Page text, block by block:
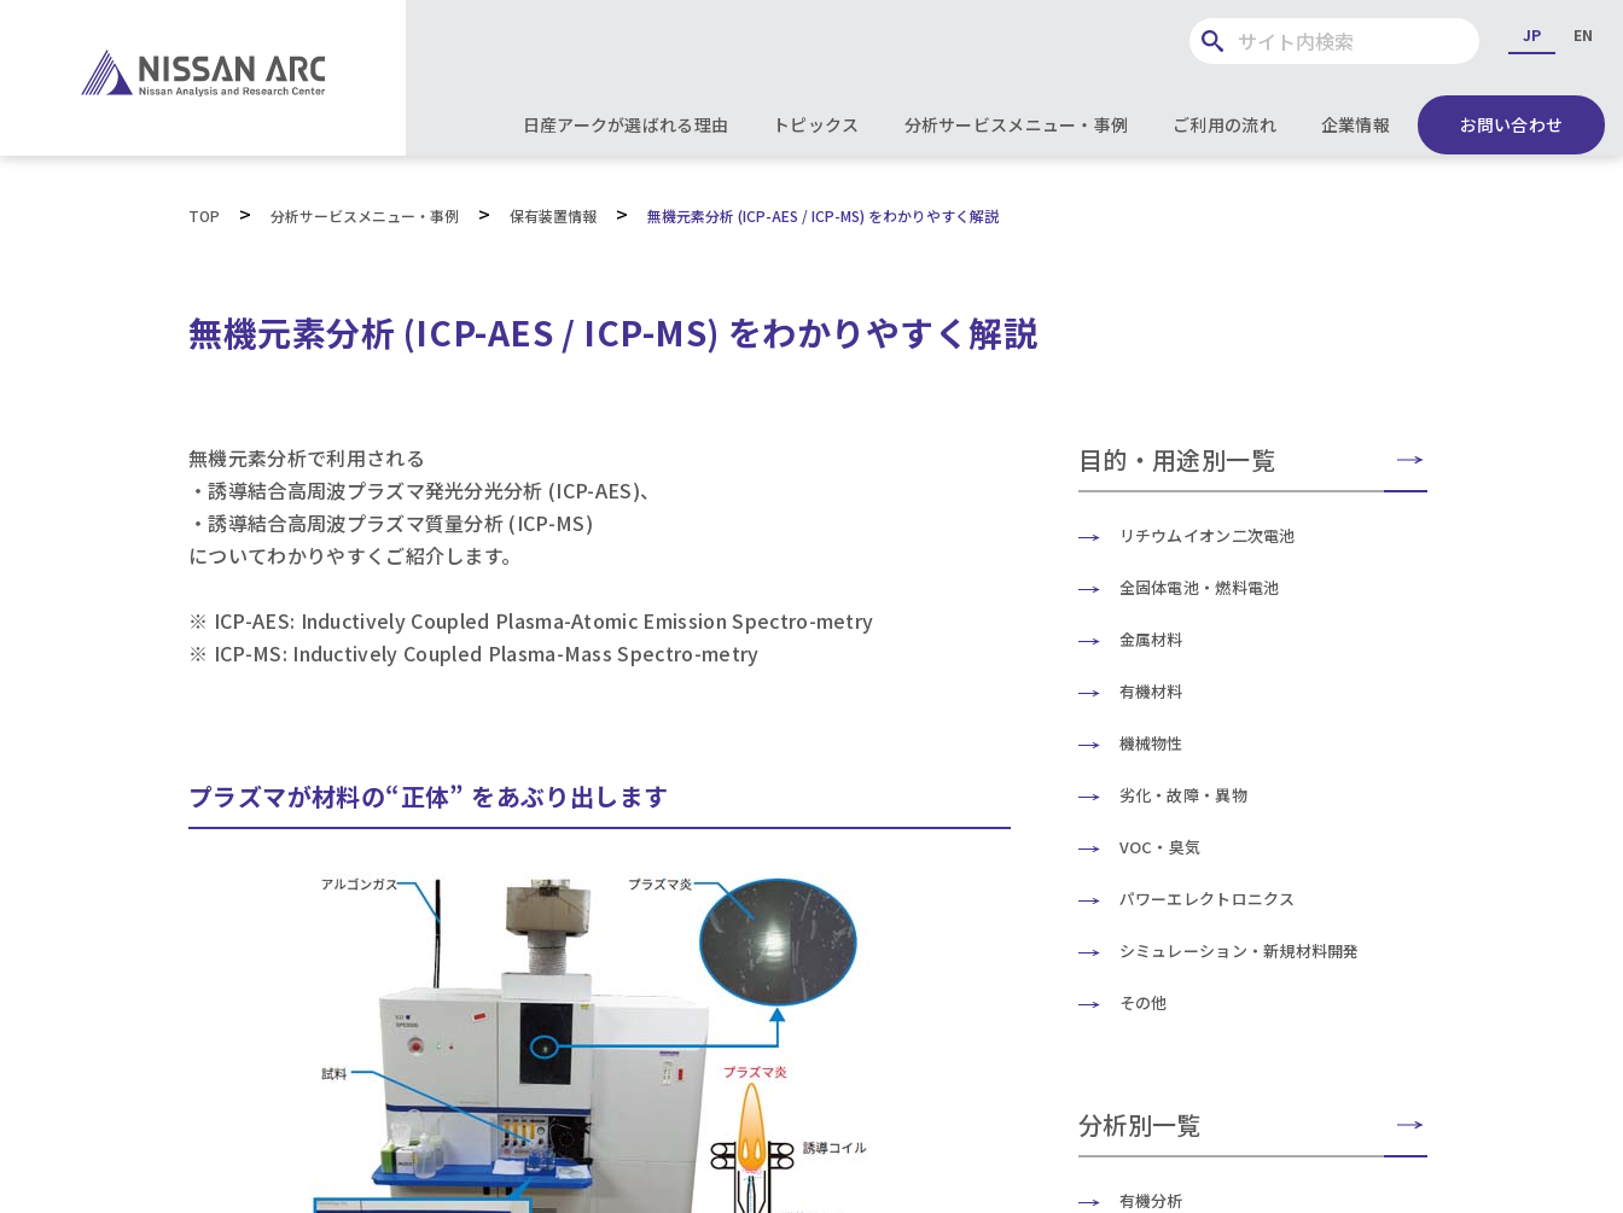
JP EN
日産アークが選ばれる理由 トピックス 分析サービスメニュー・事例 ご利用の流れ 企業情報 お問い合わせ
TOP > 分析サービスメニュー・事例 > 保有装置情報 > 無機元素分析 (ICP-AES / ICP-MS) をわかりやすく解説
無機元素分析 (ICP-AES / ICP-MS) をわかりやすく解説
無機元素分析で利用される
・誘導結合高周波プラズマ発光分光分析 (ICP-AES)、
・誘導結合高周波プラズマ質量分析 (ICP-MS)
についてわかりやすくご紹介します。
※ ICP-AES: Inductively Coupled Plasma-Atomic Emission Spectro-metry
※ ICP-MS: Inductively Coupled Plasma-Mass Spectro-metry
プラズマが材料の“正体” をあぶり出します
目的・用途別一覧
リチウムイオン二次電池
全固体電池・燃料電池
金属材料
有機材料
機械物性
劣化・故障・異物
VOC・臭気
パワーエレクトロニクス
シミュレーション・新規材料開発
その他
分析別一覧
有機分析